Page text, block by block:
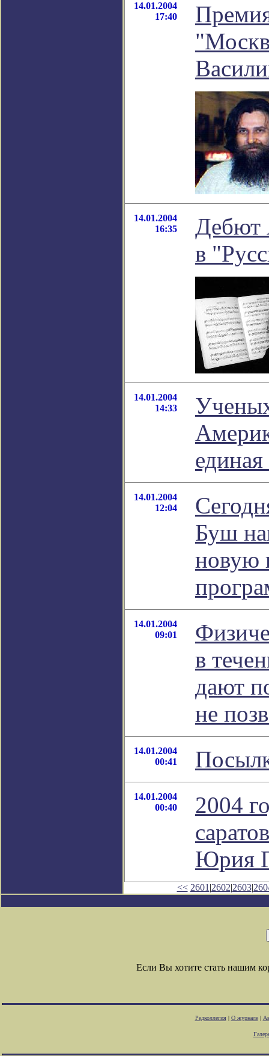
14.01.2004
17:40
14.01.2004
16:35
Дебют
в
14.01.2004
14:33
единая
14.01.2004
12:04
Буш
новую
14.01.2004
09:01
в
дают
не
14.01.2004
00:41
14.01.2004
00:40
2004
Юрия
<< 2601 |2602|2603|
Если Вы хотите стать нашим
Редколлегия| О журнале|